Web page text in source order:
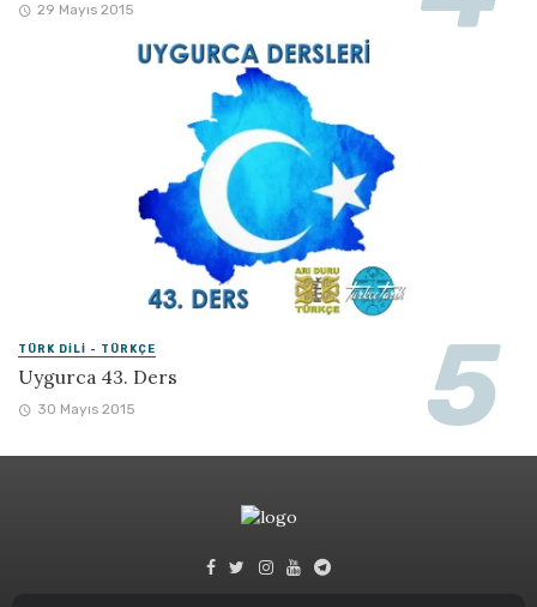
29 Mayıs 2015
TÜRK DILI - TÜRKÇE
Uygurca 43. Ders
30 Mayıs 2015